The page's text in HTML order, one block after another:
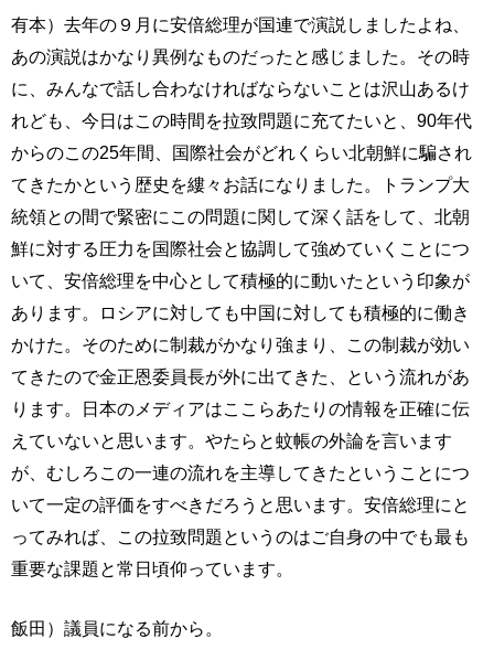
有本）去年の９月に安倍総理が国連で演説しましたよね、
あの演説はかなり異例なものだったと感じました。その時
に、みんなで話し合わなければならないことは沢山あるけ
れども、今日はこの時間を拉致問題に充てたいと、90年代
からのこの25年間、国際社会がどれくらい北朝鮮に騙され
てきたかという歴史を縷々お話になりました。トランプ大
統領との間で緊密にこの問題に関して深く話をして、北朝
鮮に対する圧力を国際社会と協調して強めていくことにつ
いて、安倍総理を中心として積極的に動いたという印象が
あります。ロシアに対しても中国に対しても積極的に働き
かけた。そのために制裁がかなり強まり、この制裁が効い
てきたので金正恩委員長が外に出てきた、という流れがあ
ります。日本のメディアはここらあたりの情報を正確に伝
えていないと思います。やたらと蚊帳の外論を言います
が、むしろこの一連の流れを主導してきたということにつ
いて一定の評価をすべきだろうと思います。安倍総理にと
ってみれば、この拉致問題というのはご自身の中でも最も
重要な課題と常日頃仰っています。
飯田）議員になる前から。